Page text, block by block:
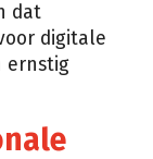
dat
digitale
ernstig